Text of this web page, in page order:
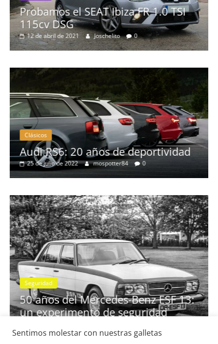
Probamos el SEAT Ibiza FR 1.0 TSI
115cv DSG
12 de abril de 2021 Joschelito 0
Clásicos
Audi RS6: 20 años de deportividad
25 de julio de 2022 mospotter84 0
Seguridad
50 años del Mercedes-Benz ESF 13:
un experimento de seguridad
Sentimos molestar con nuestras galletas